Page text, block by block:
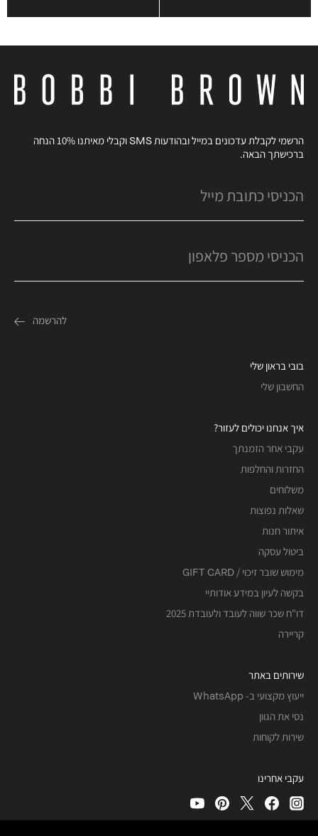
הרשמי לקבלת עדכונים במייל ובהודעות SMS וקבלי מאיתנו 10% הנחה
ברכישתך הבאה.
בובי בראון שלי
החשבון שלי
איך אנחנו יכולים לעזור?
עקבי אחר הזמנתך
החזרות והחלפות
משלוחים
שאלות נפוצות
איתור חנות
ביטול עסקה
מימוש שובר זיכוי / GIFT CARD
בקשה לעיון במידע אודותיי
דו"ח שכר שווה לעובד ולעובדת 2025
קריירה
שירותים באתר
ייעוץ מקצועי ב- WhatsApp
נסי את הגוון
שירות לקוחות
עקבי אחרינו